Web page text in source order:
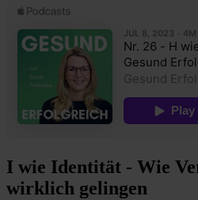
I wie Identität - Wie
wirklich gelingen